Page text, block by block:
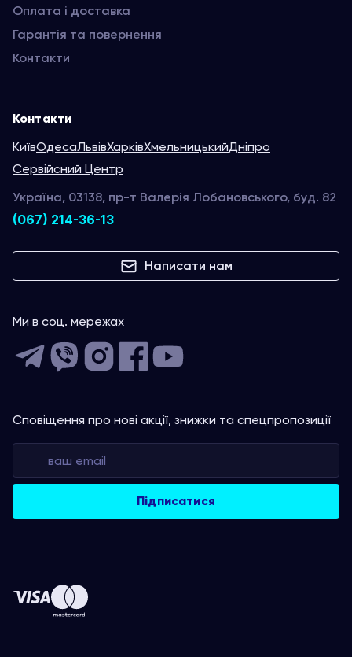
Оплата і доставка
Гарантія та повернення
Контакти
Контакти
КиївОдесаЛьвівХарківХмельницькийДніпро
Сервійсний Центр
Україна, 03138, пр-т Валерія Лобановського, буд. 82
(067) 214-36-13
Написати нам
Ми в соц. мережах
Сповіщення про нові акції, знижки та спецпропозиції